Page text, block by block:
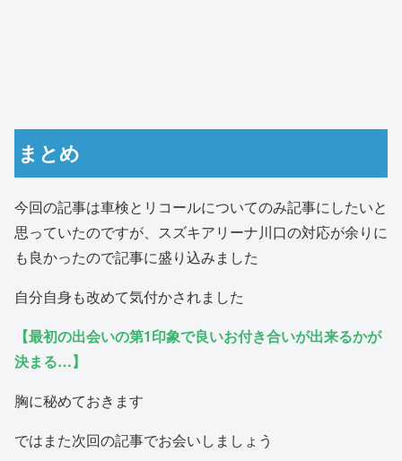
まとめ
今回の記事は車検とリコールについてのみ記事にしたいと
思っていたのですが、スズキアリーナ川口の対応が余りに
も良かったので記事に盛り込みました
自分自身も改めて気付かされました
【最初の出会いの第1印象で良いお付き合いが出来るかが
決まる…】
胸に秘めておきます
ではまた次回の記事でお会いしましょう